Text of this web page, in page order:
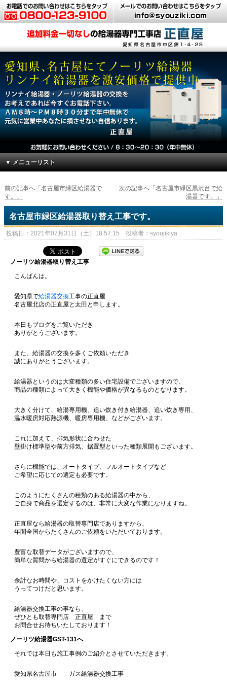
▼ メニューリスト
前の記事へ「名古屋市緑区給湯器で
す。」
次の記事へ「名古屋市緑区黒沢台で給
湯器です。」
名古屋市緑区給湯器取り替え工事です。
投稿日：2021年07月31日（土）18:57:15 投稿者：syoujikiya
ノーリツ給湯器取り替え工事
こんばんは。
愛知県で給湯器交換工事の正直屋
名古屋北店の正直屋と太田と申します。
本日もブログをご覧いただき
ありがとうございます。
また、給湯器の交換を多くご依頼いただき
誠にありがとうございます。
給湯器というのは大変種類の多い住宅設備でございますので、
商品の種類によって大きく機能や価格が異なるものとなります。
大きく分けて、給湯専用機、追い炊き付き給湯器、追い炊き専用、
温水暖房対応熱源機、暖房専用機、などがございます。
これに加えて、排気形状に合わせた
壁掛け標準型や前方排気、据置型といった種類展開もございます。
さらに機能では、オートタイプ、フルオートタイプなど
ご希望に応じての選定も必要です。
このようにたくさんの種類のある給湯器の中から、
ご自身で商品を選定するのは、非常に大変な作業になりますね。
正直屋なら給湯器の取替専門店でありますから、
年間全国からたくさんのご依頼をいただいております。
豊富な取替データがございますので、
簡単な質問から給湯器の選定がすぐにできるのです！
余計なお時間や、コストをかけたくない方には
うってつけだと思います。
給湯器交換工事の事なら、
ぜひとも取替専門店 正直屋 まで
お問合せお待ちいたしております！
ノーリツ給湯器GST-131へ
それでは本日も施工事例のご紹介とさせていただきます。
愛知県名古屋市 ガス給湯器交換工事